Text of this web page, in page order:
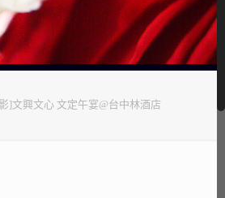
]文興文心 文定午宴@台中林酒店